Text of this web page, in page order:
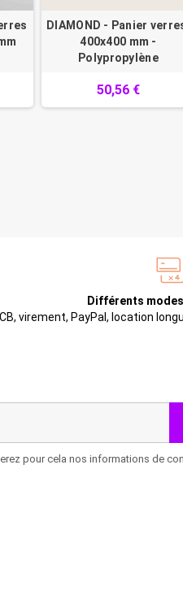
DIAMOND - Panier
400x400 mm -
Polypropylène
50,56 €
Différents
CB, virement, PayPal, location
pour cela nos informations de